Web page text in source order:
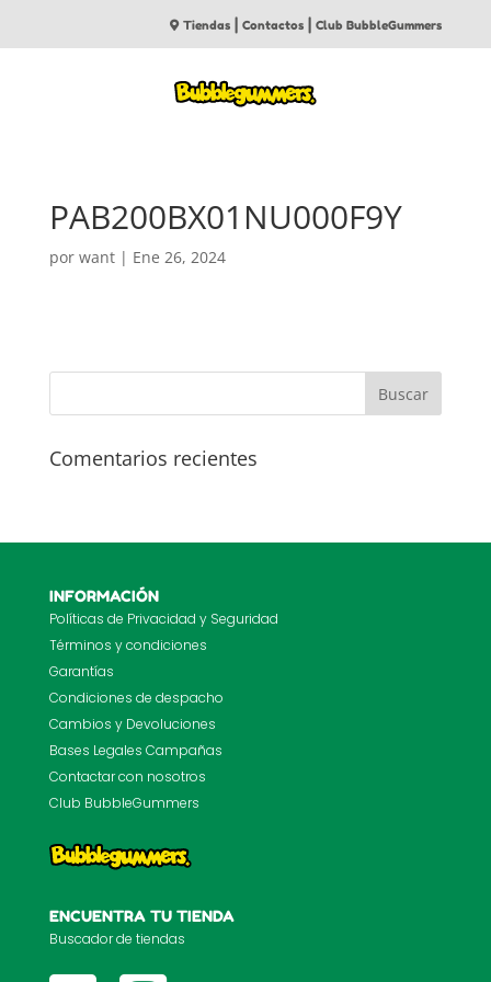
Tiendas |Contactos |Club BubbleGummers
PAB200BX01NU000F9Y
por want| Ene 26, 2024
Comentarios recientes
INFORMACIÓN
Políticas de Privacidad y Seguridad
Términos y condiciones
Garantías
Condiciones de despacho
Cambios y Devoluciones
Bases Legales Campañas
Contactar con nosotros
Club BubbleGummers
ENCUENTRA TU TIENDA
Buscador de tiendas